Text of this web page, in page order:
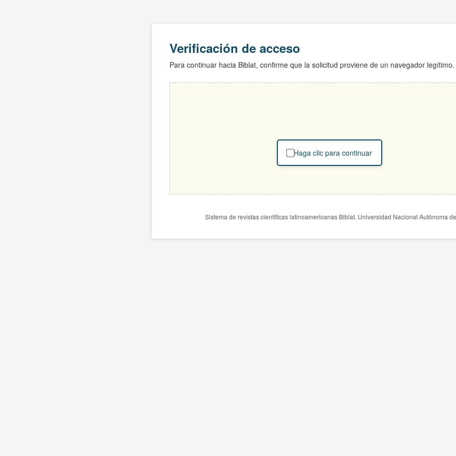
Verificación de acceso
Para continuar hacia Biblat, confirme que la solicitud proviene de un navegador legítimo.
Haga clic para continuar
Sistema de revistas científicas latinoamericanas Biblat. Universidad Nacional Autónoma